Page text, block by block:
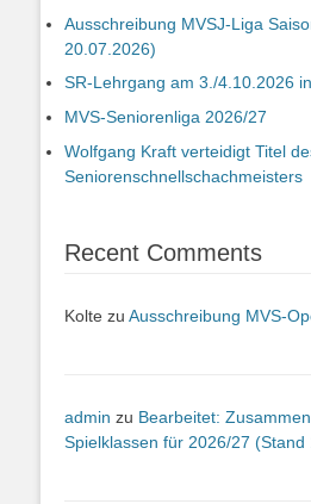
Ausschreibung MVSJ-Liga
20.07.2026)
SR-Lehrgang am 3./4.10.2026
MVS-Seniorenliga 2026/27
Wolfgang Kraft verteidigt Titel
Seniorenschnellschachmeisters
Recent Comments
Kolte zu Ausschreibung MVS-
admin zu Bearbeitet:
Spielklassen für 2026/27 (Stand